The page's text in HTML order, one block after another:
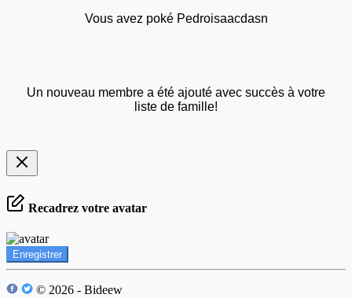
Vous avez poké Pedroisaacdasn
Un nouveau membre a été ajouté avec succès à votre
liste de famille!
Recadrez votre avatar
Enregistrer
© 2026 - Bideew